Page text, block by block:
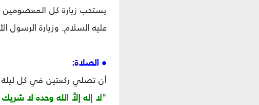
يستحب زيارة كل المعصومين
عليه السلام. وزيارة الرسول
● الصلاة:
"لا إله إلاَّ الله وحده لا